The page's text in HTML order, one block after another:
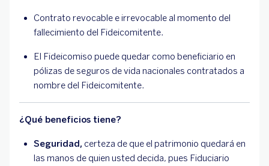
Contrato revocable e irrevocable al momento del
fallecimiento del Fideicomitente.
El Fideicomiso puede quedar como beneficiario en
pólizas de seguros de vida nacionales contratados a
nombre del Fideicomitente.
¿Qué beneficios tiene?
Seguridad, certeza de que el patrimonio quedará en
las manos de quien usted decida, pues Fiduciario